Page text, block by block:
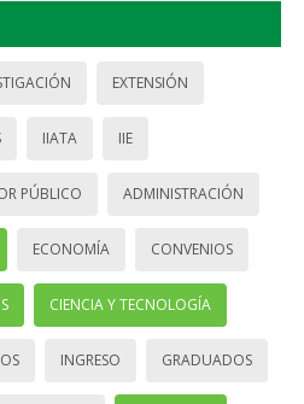
EXTENSIÓN
IIATA IIE
PÚBLICO ADMINISTRACIÓN
ECONOMÍA CONVENIOS
CIENCIA Y TECNOLOGÍA
INGRESO GRADUADOS